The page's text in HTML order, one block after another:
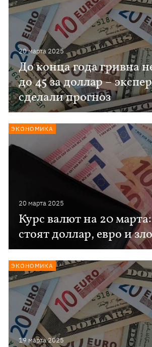
20 марта 2025
До конца года гривна
до 45 за доллар –
сделали прогноз
20 марта 2025
Курс валют на 20
стоят доллар, евро и
ЭКОНОМИКА
19 марта 2025
ЭКОНОМИКА